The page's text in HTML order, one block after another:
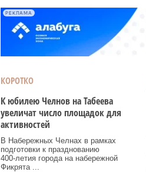
РЕКЛАМА
КОРОТКО
К юбилею Челнов на Табеева
увеличат число площадок для
активностей
В Набережных Челнах в рамках
подготовки к празднованию
400‑летия города на набережной
Фикрята ...